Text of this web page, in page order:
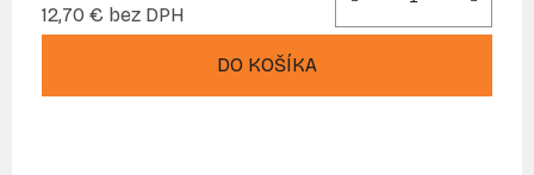
12,70 € bez DPH
DO KOŠÍKA